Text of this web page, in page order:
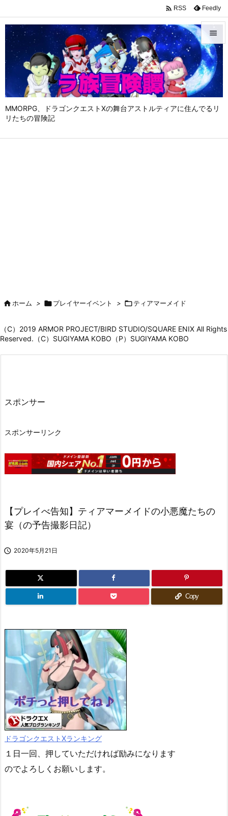
MMORPG、ドラゴンクエストⅩの舞台アストルティアに住んでるリ
リたちの冒険記


メニュ

サイド

 RSS Feedly
ホーム > プレイヤーイベント > ティアマーメイド
（C）2019 ARMOR PROJECT/BIRD STUDIO/SQUARE ENIX All Rights
Reserved.（C）SUGIYAMA KOBO（P）SUGIYAMA KOBO
スポンサー
スポンサーリンク
【プレイべ告知】ティアマーメイドの小悪魔たちの
宴（の予告撮影日記）
 2020年5月21日
Copy
ドラゴンクエストXランキング
１日一回、押していただければ励みになります
のでよろしくお願いします。